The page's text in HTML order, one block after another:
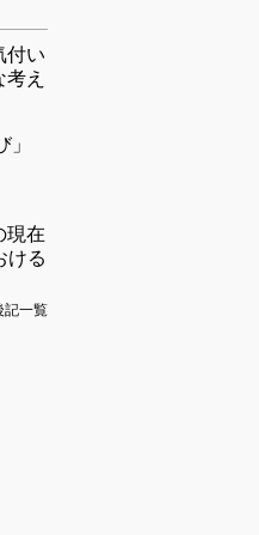
付い
え
現在
る
記一覧